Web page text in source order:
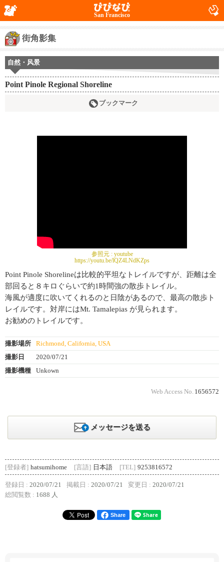
San Francisco
街角影集
自然・风景
Point Pinole Regional Shoreline
ブックマーク
参照元 : youtube
https://youtu.be/lQZ4LNdKZps
Point Pinole Shorelineは比較的平坦なトレイルですが、距離は全
部回ると８キロぐらいで約1時間強の散歩トレイル。
海風が適度に吹いてくれるのと日陰があるので、最高の散歩ト
レイルです。対岸にはMt. Tamalepias が見られます。
お勧めのトレイルです。
撮影場所
Richmond, California, USA
撮影日
2020/07/21
撮影機種
Unkown
Web Access No. 1656572
メッセージを送る
[登録者] hatsumihome [言語] 日本語 [TEL] 9253816572
登録日 : 2020/07/21 掲載日 : 2020/07/21 変更日 : 2020/07/21
総閲覧数 : 1688 人
Share